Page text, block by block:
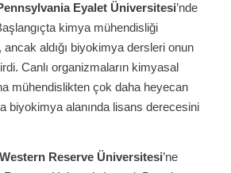
Eyalet Üniversitesi’nde
kimya mühendisliği
aldığı biyokimya dersleri onun
Canlı organizmaların kimyasal
mühendislikten çok daha heyecan
biyokimya alanında lisans derecesini
Western Reserve Üniversitesi’ne